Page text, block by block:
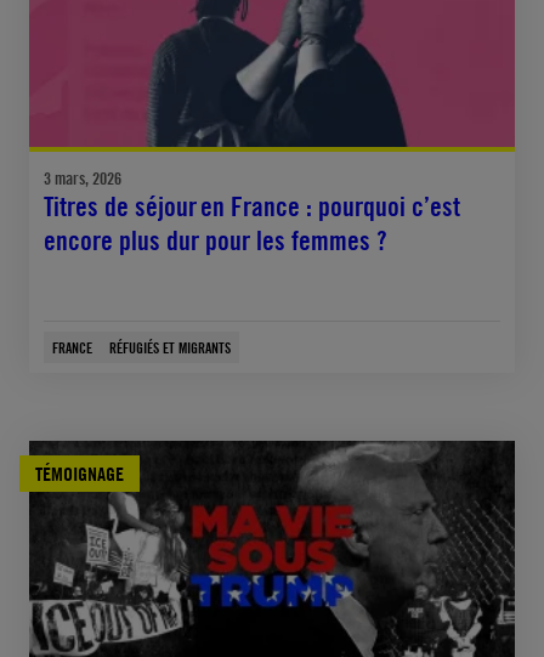
3 mars, 2026
Titres de séjour en France : pourquoi c’est
encore plus dur pour les femmes ?
FRANCE RÉFUGIÉS ET MIGRANTS
TÉMOIGNAGE